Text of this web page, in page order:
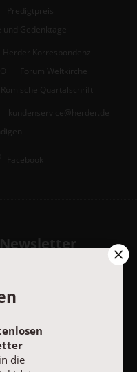
Predigtpreis
und Gedenktage
Herder Korrespondenz
Forum Weltkirche
Römische Quartalschrift
kundenservice@herder.de
Facebook
meiner Kontaktdaten
den Verlag Herder ein.
personenbezogenes
E-Mail-Werbung erfasst
besser auf meine
die